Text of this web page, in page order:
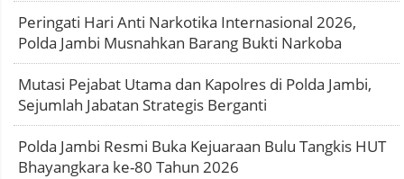
Peringati Hari Anti Narkotika Internasional 2026,
Polda Jambi Musnahkan Barang Bukti Narkoba
Mutasi Pejabat Utama dan Kapolres di Polda Jambi,
Sejumlah Jabatan Strategis Berganti
Polda Jambi Resmi Buka Kejuaraan Bulu Tangkis HUT
Bhayangkara ke-80 Tahun 2026